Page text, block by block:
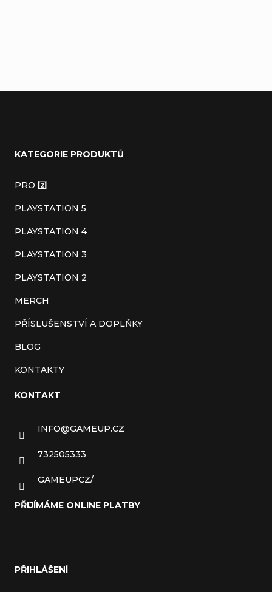
KATEGORIE PRODUKTŮ
PRO 2️⃣
PLAYSTATION 5
PLAYSTATION 4
PLAYSTATION 3
PLAYSTATION 2
MERCH
PŘÍSLUŠENSTVÍ A DOPLŇKY
BLOG
KONTAKTY
KONTAKT
INFO@GAMEUP.CZ
732505333
GAMEUPCZ/
PŘIJÍMÁME ONLINE PLATBY
PŘIHLÁŠENÍ